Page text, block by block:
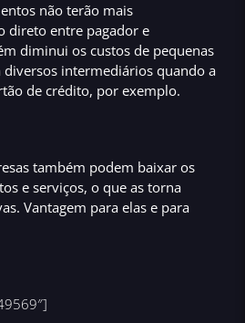
não terão mais
direto entre pagador e
diminui os custos de pequenas
diversos intermediários quando a
de crédito, por exemplo.
também podem baixar os
e serviços, o que as torna
Vantagem para elas e para